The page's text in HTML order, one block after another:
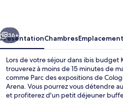
Suivant
36+
PrésentationChambresEmplacement
Lors de votre séjour dans ibis budget
trouverez à moins de 15 minutes de
comme Parc des expositions de
Arena. Vous pourrez vous détendre
et profiterez d'un petit déjeuner